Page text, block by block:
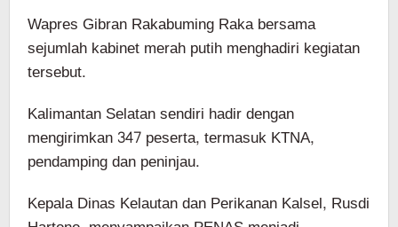
Wapres Gibran Rakabuming Raka bersama
sejumlah kabinet merah putih menghadiri kegiatan
tersebut.
Kalimantan Selatan sendiri hadir dengan
mengirimkan 347 peserta, termasuk KTNA,
pendamping dan peninjau.
Kepala Dinas Kelautan dan Perikanan Kalsel, Rusdi